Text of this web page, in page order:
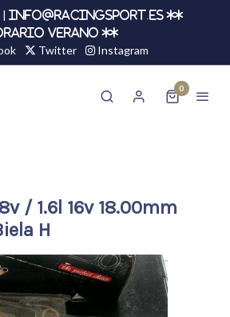
|
info@racingsport.es **
VERANO **
Twitter Instagram
0
/ 1.6l 16v 18.00mm
H